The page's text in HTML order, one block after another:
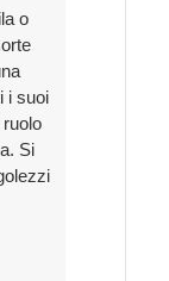
o
i suoi
Si